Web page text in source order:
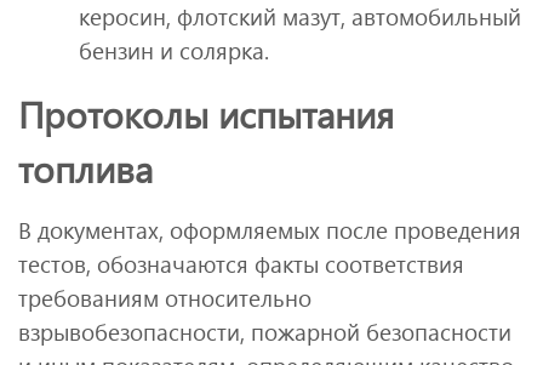
керосин, флотский мазут, автомобильный
бензин и солярка.
Протоколы испытания
топлива
В документах, оформляемых после проведения
тестов, обозначаются факты соответствия
требованиям относительно
взрывобезопасности, пожарной безопасности